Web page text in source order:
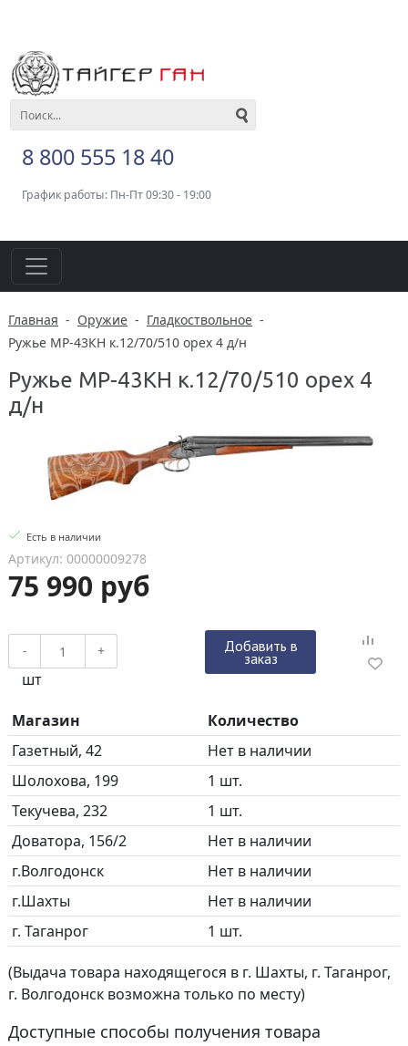
8 800 555 18 40
График работы: Пн-Пт 09:30 - 19:00
Главная - Оружие - Гладкоствольное -
Ружье МР-43КН к.12/70/510 орех 4 д/н
Ружье МР-43КН к.12/70/510 орех 4
д/н
Есть в наличии
Артикул: 00000009278
75 990 руб
- +
шт
Добавить в
заказ
Магазин
Количество
Газетный, 42
Нет в наличии
Шолохова, 199
1 шт.
Текучева, 232
1 шт.
Доватора, 156/2
Нет в наличии
г.Волгодонск
Нет в наличии
г.Шахты
Нет в наличии
г. Таганрог
1 шт.
(Выдача товара находящегося в г. Шахты, г. Таганрог,
г. Волгодонск возможна только по месту)
Доступные способы получения товара